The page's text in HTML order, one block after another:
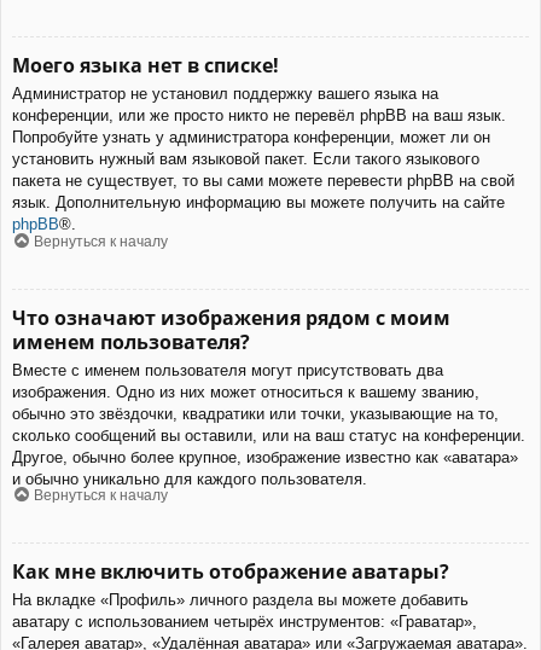
Моего языка нет в списке!
Администратор не установил поддержку вашего языка на
конференции, или же просто никто не перевёл phpBB на ваш язык.
Попробуйте узнать у администратора конференции, может ли он
установить нужный вам языковой пакет. Если такого языкового
пакета не существует, то вы сами можете перевести phpBB на свой
язык. Дополнительную информацию вы можете получить на сайте
phpBB®.
Вернуться к началу
Что означают изображения рядом с моим
именем пользователя?
Вместе с именем пользователя могут присутствовать два
изображения. Одно из них может относиться к вашему званию,
обычно это звёздочки, квадратики или точки, указывающие на то,
сколько сообщений вы оставили, или на ваш статус на конференции.
Другое, обычно более крупное, изображение известно как «аватара»
и обычно уникально для каждого пользователя.
Вернуться к началу
Как мне включить отображение аватары?
На вкладке «Профиль» личного раздела вы можете добавить
аватару с использованием четырёх инструментов: «Граватар»,
«Галерея аватар», «Удалённая аватара» или «Загружаемая аватара».